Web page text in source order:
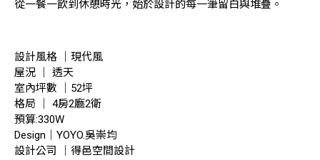
從一餐一飲到休憩時光，始於設計的每一筆留白與堆疊。
設計風格 ｜現代風
屋況 ｜ 透天
室內坪數 ｜52坪
格局 ｜ 4房2廳2衛
預算:330W
Design｜YOYO.吳崇均
設計公司 ｜得邑空間設計